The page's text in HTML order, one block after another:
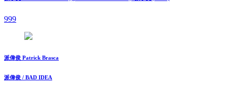
999
派偉俊 Patrick Brasca
派偉俊 / BAD IDEA